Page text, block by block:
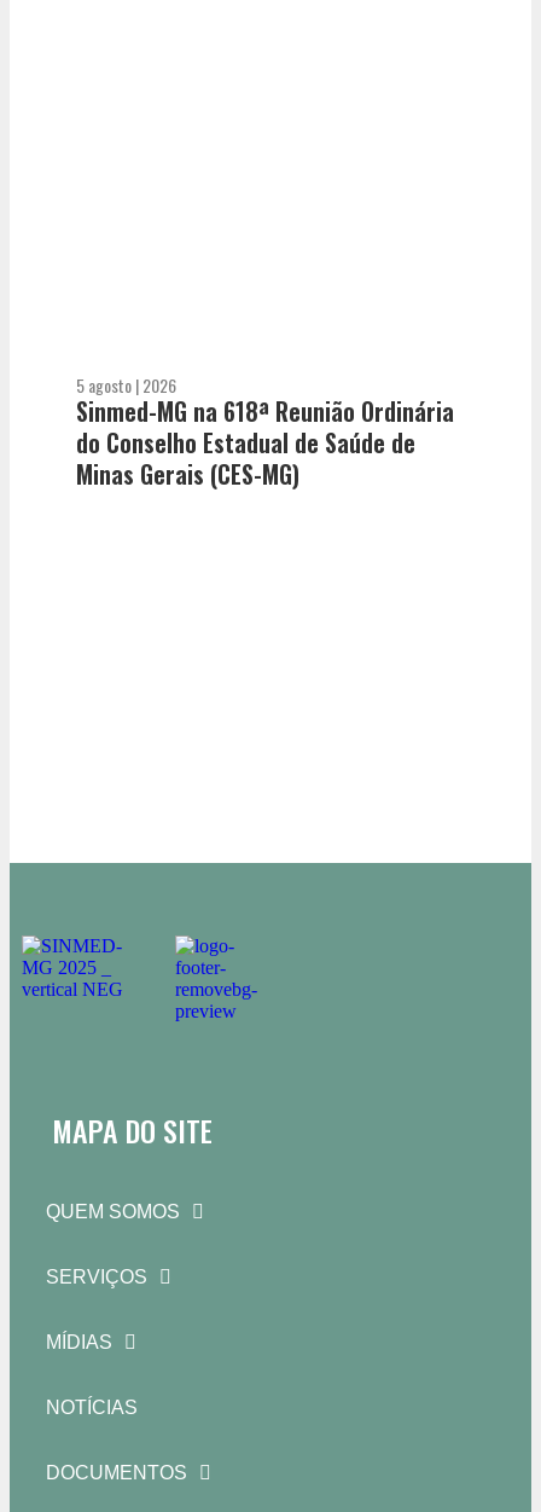
5 agosto | 2026
Sinmed-MG na 618ª Reunião Ordinária
do Conselho Estadual de Saúde de
Minas Gerais (CES-MG)
MAPA DO SITE
QUEM SOMOS
SERVIÇOS
MÍDIAS
NOTÍCIAS
DOCUMENTOS